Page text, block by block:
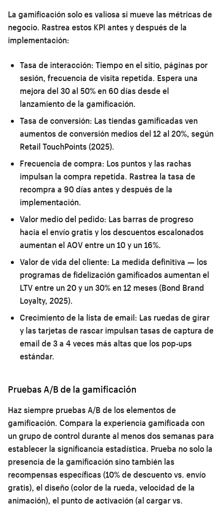
La gamificación solo es valiosa si mueve las métricas de
negocio. Rastrea estos KPI antes y después de la
implementación:
Tasa de interacción: Tiempo en el sitio, páginas por
sesión, frecuencia de visita repetida. Espera una
mejora del 30 al 50% en 60 días desde el
lanzamiento de la gamificación.
Tasa de conversión: Las tiendas gamificadas ven
aumentos de conversión medios del 12 al 20%, según
Retail TouchPoints (2025).
Frecuencia de compra: Los puntos y las rachas
impulsan la compra repetida. Rastrea la tasa de
recompra a 90 días antes y después de la
implementación.
Valor medio del pedido: Las barras de progreso
hacia el envío gratis y los descuentos escalonados
aumentan el AOV entre un 10 y un 16%.
Valor de vida del cliente: La medida definitiva — los
programas de fidelización gamificados aumentan el
LTV entre un 20 y un 30% en 12 meses (Bond Brand
Loyalty, 2025).
Crecimiento de la lista de email: Las ruedas de girar
y las tarjetas de rascar impulsan tasas de captura de
email de 3 a 4 veces más altas que los pop-ups
estándar.
Pruebas A/B de la gamificación
Haz siempre pruebas A/B de los elementos de
gamificación. Compara la experiencia gamificada con
un grupo de control durante al menos dos semanas para
establecer la significancia estadística. Prueba no solo la
presencia de la gamificación sino también las
recompensas específicas (10% de descuento vs. envío
gratis), el diseño (color de la rueda, velocidad de la
animación), el punto de activación (al cargar vs.